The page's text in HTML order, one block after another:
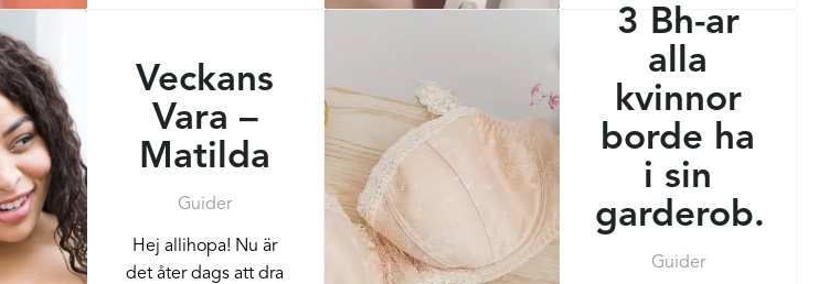
Veckans
Vara –
Matilda
Guider
Hej allihopa! Nu är
det åter dags att dra
3 Bh-ar
alla
kvinnor
borde ha
i sin
garderob.
Guider